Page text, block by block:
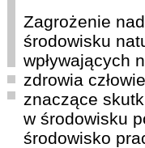
Zagrożenie
środowisku
wpływających
zdrowia
znaczące
w środowisku
środowisko